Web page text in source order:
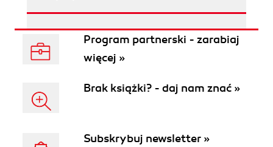
Program partnerski - zarabiaj
więcej »
Brak książki? - daj nam znać »
Subskrybuj newsletter »